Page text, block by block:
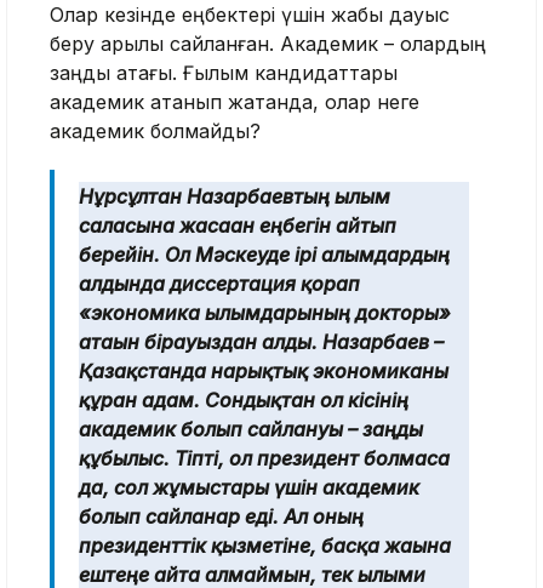
Олар кезінде еңбектері үшін жабық дауыс
беру арқылы сайланған. Академик – олардың
заңды атағы. Ғылым кандидаттары
академик атанып жатқанда, олар неге
академик болмайды?
Нұрсұлтан Назарбаевтың ғылым
саласына жасаған еңбегін айтып
берейін. Ол Мәскеуде ірі ғалымдардың
алдында диссертация қорғап
«экономика ғылымдарының докторы»
атағын бірауыздан алды. Назарбаев –
Қазақстанда нарықтық экономиканы
құрған адам. Сондықтан ол кісінің
академик болып сайлануы – заңды
құбылыс. Тіпті, ол президент болмаса
да, сол жұмыстары үшін академик
болып сайланар еді. Ал оның
президенттік қызметіне, басқа жағына
ештеңе айта алмаймын, тек ғылыми